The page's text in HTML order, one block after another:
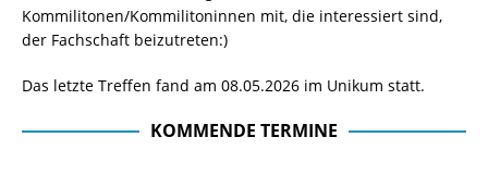
Kommilitonen/Kommilitoninnen mit, die interessiert sind,
der Fachschaft beizutreten:)
Das letzte Treffen fand am 08.05.2026 im Unikum statt.
KOMMENDE TERMINE